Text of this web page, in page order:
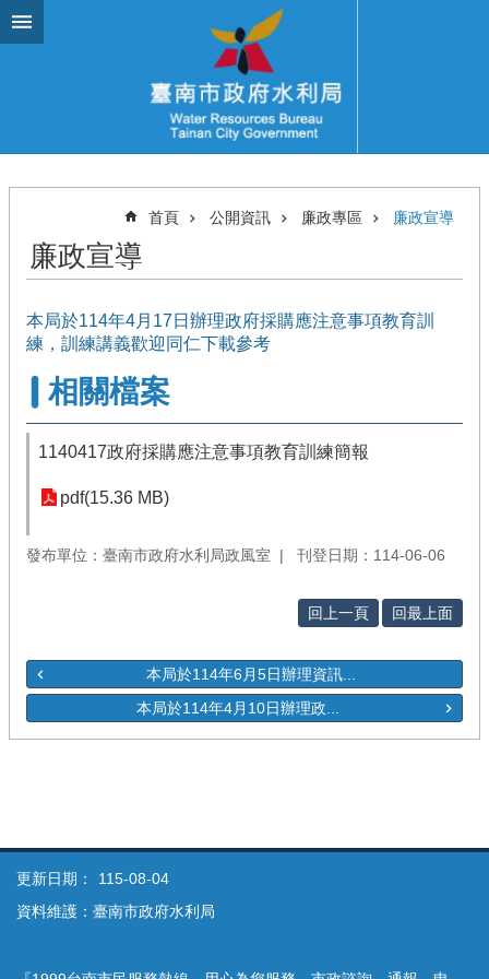
跳到主要內容區塊
首頁 公開資訊 廉政專區 廉政宣導
廉政宣導
本局於114年4月17日辦理政府採購應注意事項教育訓
練，訓練講義歡迎同仁下載參考
相關檔案
1140417政府採購應注意事項教育訓練簡報
pdf(15.36 MB)
發布單位：臺南市政府水利局政風室 刊登日期：114-06-06
回上一頁 回最上面
本局於114年6月5日辦理資訊...
本局於114年4月10日辦理政...
更新日期：
115-08-04
資料維護：臺南市政府水利局